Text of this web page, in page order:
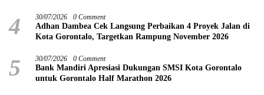
4 30/07/2026 0 Comment
Adhan Dambea Cek Langsung Perbaikan 4 Proyek Jalan di
Kota Gorontalo, Targetkan Rampung November 2026
5 30/07/2026 0 Comment
Bank Mandiri Apresiasi Dukungan SMSI Kota Gorontalo
untuk Gorontalo Half Marathon 2026